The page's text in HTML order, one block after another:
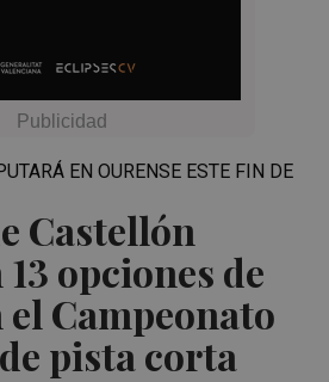
Castellón
opciones de
Campeonato
pista corta
EN OURENSE ESTE FIN DE